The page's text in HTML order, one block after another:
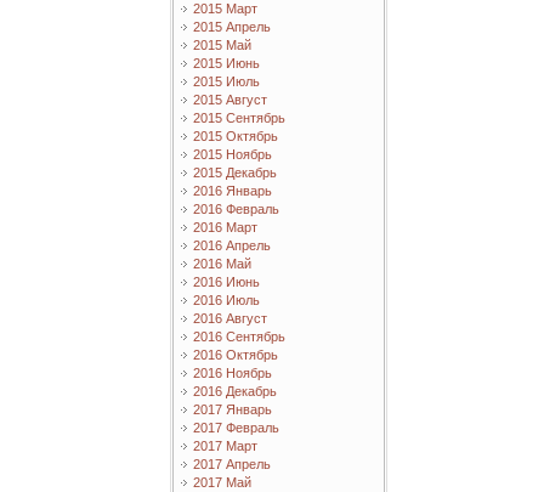
2015 Март
2015 Апрель
2015 Май
2015 Июнь
2015 Июль
2015 Август
2015 Сентябрь
2015 Октябрь
2015 Ноябрь
2015 Декабрь
2016 Январь
2016 Февраль
2016 Март
2016 Апрель
2016 Май
2016 Июнь
2016 Июль
2016 Август
2016 Сентябрь
2016 Октябрь
2016 Ноябрь
2016 Декабрь
2017 Январь
2017 Февраль
2017 Март
2017 Апрель
2017 Май